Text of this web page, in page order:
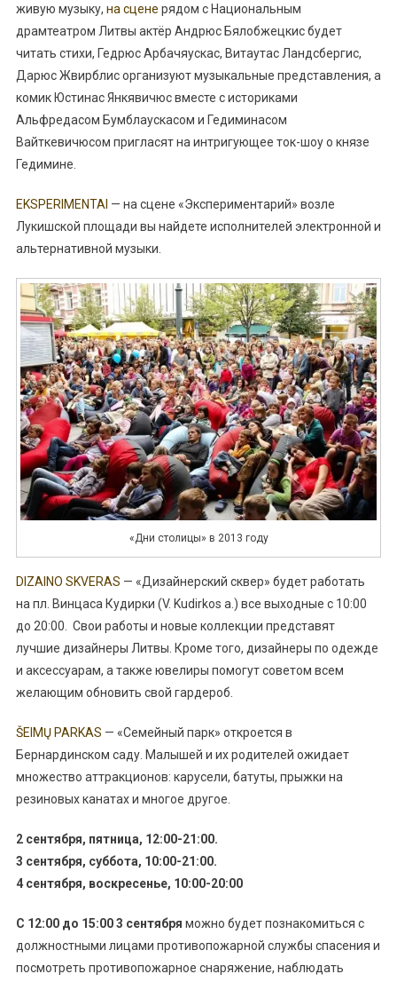
живую музыку, на сцене рядом с Национальным
драмтеатром Литвы актёр Андрюс Бялобжецкис будет
читать стихи, Гедрюс Арбачяускас, Витаутас Ландсбергис,
Дарюс Жвирблис организуют музыкальные представления, а
комик Юстинас Янкявичюс вместе с историками
Альфредасом Бумблаускасом и Гедиминасом
Вайткевичюсом пригласят на интригующее ток-шоу о князе
Гедимине.
EKSPERIMENTAI — на сцене «Экспериментарий» возле
Лукишской площади вы найдете исполнителей электронной и
альтернативной музыки.
«Дни столицы» в 2013 году
DIZAINO SKVERAS — «Дизайнерский сквер» будет работать
на пл. Винцаса Кудирки (V. Kudirkos a.) все выходные с 10:00
до 20:00. Свои работы и новые коллекции представят
лучшие дизайнеры Литвы. Кроме того, дизайнеры по одежде
и аксессуарам, а также ювелиры помогут советом всем
желающим обновить свой гардероб.
ŠEIMŲ PARKAS — «Семейный парк» откроется в
Бернардинском саду. Малышей и их родителей ожидает
множество аттракционов: карусели, батуты, прыжки на
резиновых канатах и многое другое.
2 сентября, пятница, 12:00-21:00.
3 сентября, суббота, 10:00-21:00.
4 сентября, воскресенье, 10:00-20:00
С 12:00 до 15:00 3 сентября можно будет познакомиться с
должностными лицами противопожарной службы спасения и
посмотреть противопожарное снаряжение, наблюдать